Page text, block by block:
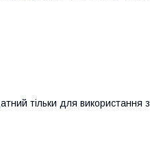
тільки для використання з